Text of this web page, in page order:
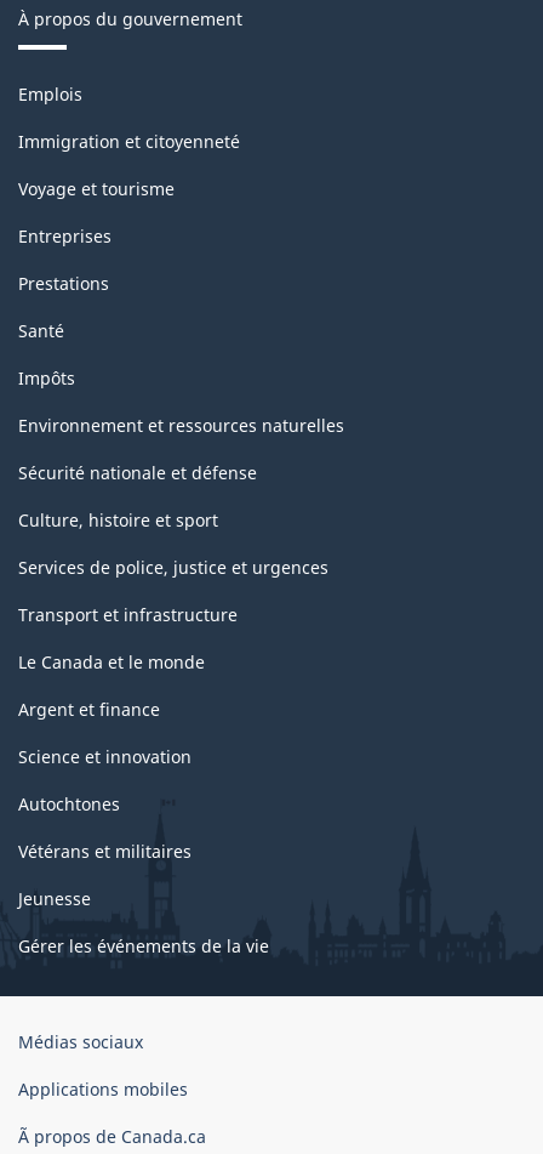
-
Structure
de
la
classification
À propos du gouvernement
Thèmes
sujets
Emplois
Immigration et citoyenneté
Voyage et tourisme
Entreprises
Prestations
Santé
Impôts
Environnement et ressources naturelles
Sécurité nationale et défense
Culture, histoire et sport
Services de police, justice et urgences
Transport et infrastructure
Le Canada et le monde
Argent et finance
Science et innovation
Autochtones
Vétérans et militaires
Jeunesse
Gérer les événements de la vie
Organisation
gouvernement
Canada
Médias sociaux
Applications mobiles
Ã propos de Canada.ca